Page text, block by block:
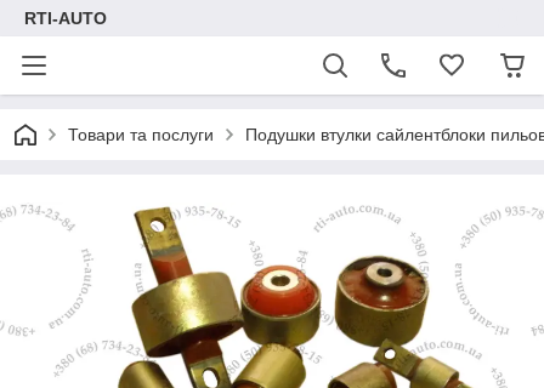
RTI-AUTO
Товари та послуги Подушки втулки сайлентблоки